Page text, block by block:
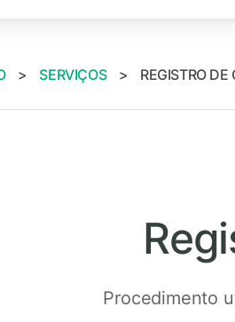
> SERVIÇOS > REGISTRO DE
Procedimento